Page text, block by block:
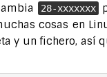
28-xxxxxxx
cosas en
y un fichero, así